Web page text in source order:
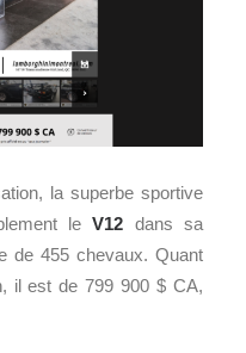
la superbe sportive
leV12 dans sa
de 455 chevaux. Quant
il est de 799 900 $ CA,